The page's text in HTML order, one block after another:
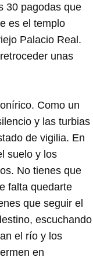
30 pagodas que
es el templo
Palacio Real.
unas
Como un
y las turbias
de vigilia. En
suelo y los
No tienes que
falta quedarte
que seguir el
escuchando
el río y los
en